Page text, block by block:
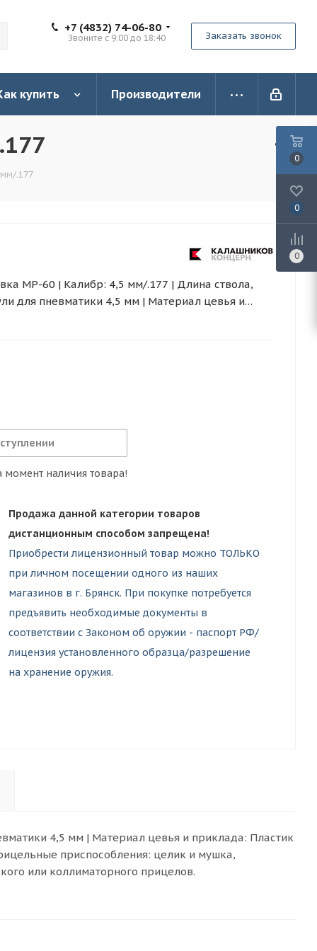
+7 (4832) 74-06-80
Звоните с 9:00 до 18:40 Заказать звонок
купить Производители
мм/.177
МР-60 | Калибр: 4,5 мм/.177 | Длина ствола,
для пневматики 4,5 мм | Материал цевья и
пули, м/с: 150 | Зарядность: 1 | Дульная энергия,
| Возможность установки оптического или
момент наличия товара!
Продажа данной категории товаров
дистанционным способом запрещена!
Приобрести лицензионный товар можно ТОЛЬКО
при личном посещении одного из наших
магазинов в г. Брянск. При покупке потребуется
предъявить необходимые документы в
соответствии с Законом об оружии - паспорт РФ/
лицензия установленного образца/разрешение
на хранение оружия.
4,5 мм | Материал цевья и приклада: Пластик
приспособления: целик и мушка,
или коллиматорного прицелов.
0
0
0